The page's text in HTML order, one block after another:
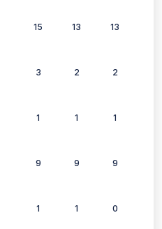
15 13 13
3 2 2
1 1 1
9 9 9
1 1 0